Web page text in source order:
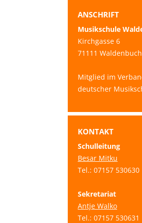
ANSCHRIFT
Musikschule
Kirchgasse 6
71111 Waldenbuch
Mitglied im
deutscher
KONTAKT
Schulleitung
Besar Mitku
Tel.: 07157 530630
Sekretariat
Antje Walko
Tel.: 07157 530631